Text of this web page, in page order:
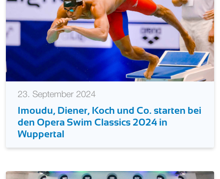
23. September 2024
Imoudu, Diener, Koch und Co. starten bei
den Opera Swim Classics 2024 in
Wuppertal